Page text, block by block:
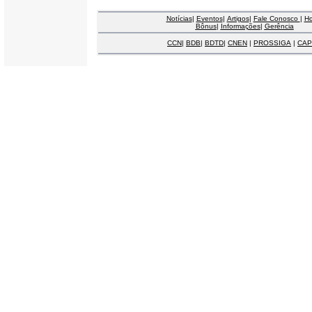
Notícias| Eventos| Artigos| Fale Conosco |
Bônus| Informações| Gerência
CCN| BDB| BDTD| CNEN | PROSSIGA |